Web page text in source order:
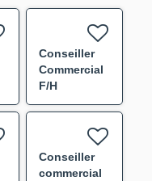
Conseiller
Commercial
F/H
Conseiller
commercial